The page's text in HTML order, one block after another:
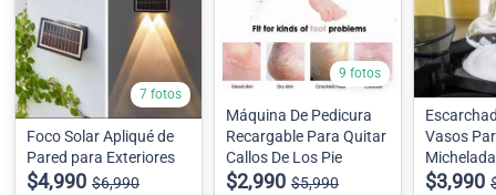
7 fotos
Foco Solar Apliqué de
Pared para Exteriores
$4,990 $6,990
9 fotos
Máquina De Pedicura
Recargable Para Quitar
Callos De Los Pie
$2,990 $5,990
Vasos
$3,990